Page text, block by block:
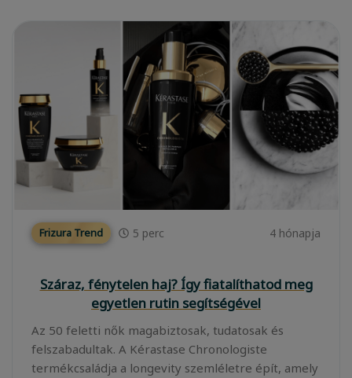
Frizura Trend 5 perc 4 hónapja
Száraz, fénytelen haj? Így fiatalíthatod meg
egyetlen rutin segítségével
Az 50 feletti nők magabiztosak, tudatosak és
felszabadultak. A Kérastase Chronologiste
termékcsaládja a longevity szemléletre épít, amely